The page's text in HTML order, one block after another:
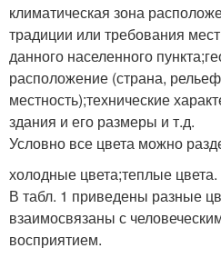
климатическая зона
традиции или требования
данного населенного
расположение (страна,
местность);технические
здания и его размеры и т.д.
Условно все цвета можно
холодные цвета;теплые цвета.
В табл. 1 приведены разные
взаимосвязаны с
восприятием.